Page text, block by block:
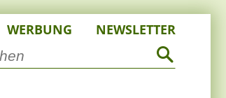
WERBUNG NEWSLETTER